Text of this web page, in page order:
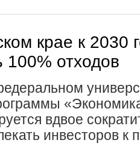
крае к 2030
100% отходов
вдвое
инвесторов к